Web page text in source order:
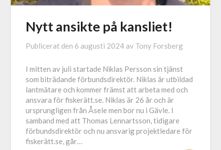
Nytt ansikte på kansliet!
Publicerat den 6 augusti 2024 av Tony Forsberg
I mitten av juli startade Niklas Persson sin tjänst
som biträdande förbundsdirektör. Niklas är utbildad
lantmätare och kommer främst att arbeta med och
ansvara för fiskerätt.se. Niklas är 26 år och är
ursprungligen från Åsele men bor nu i Gävle. I
samband med att Thomas Lennartsson, tidigare
förbundsdirektör och nu ansvarig projektledare för
fiskerätt.se, går…